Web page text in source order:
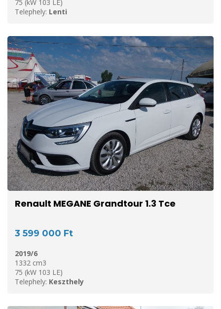
75 (kW 103 LE)
Telephely: Lenti
Renault MEGANE Grandtour 1.3 Tce
3 599 000 Ft
2019/6
1332 cm3
75 (kW 103 LE)
Telephely: Keszthely